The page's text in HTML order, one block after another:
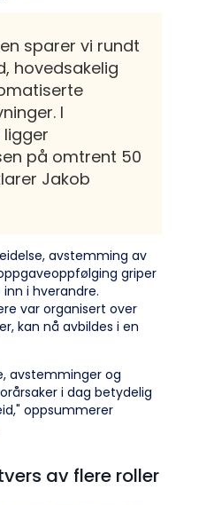
sparer vi rundt
hovedsakelig
I
på omtrent 50
Jakob
avstemming av
griper
i hverandre.
var organisert over
kan nå avbildes i en
avstemminger og
i dag betydelig
oppsummerer
av flere roller